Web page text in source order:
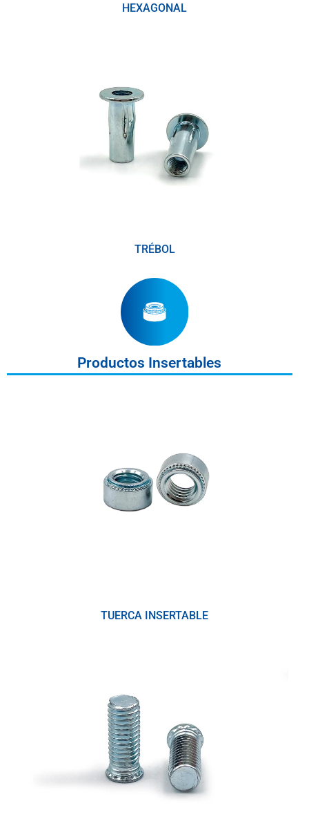
HEXAGONAL
TRÉBOL
Productos Insertables
TUERCA INSERTABLE